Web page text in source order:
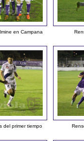
en Campana
del primer tiempo